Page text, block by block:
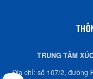
TRUNG TÂM
Địa chỉ: số 107/2, đường